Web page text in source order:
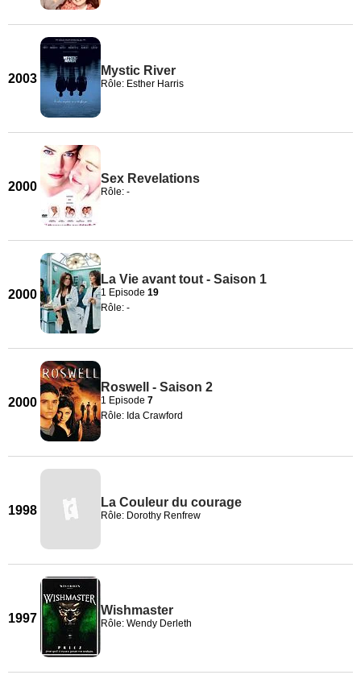
2003
Mystic River
Rôle: Esther Harris
2000
Sex Revelations
Rôle: -
2000
La Vie avant tout - Saison 1
1 Episode 19
Rôle: -
2000
Roswell - Saison 2
1 Episode 7
Rôle: Ida Crawford
1998
La Couleur du courage
Rôle: Dorothy Renfrew
1997
Wishmaster
Rôle: Wendy Derleth